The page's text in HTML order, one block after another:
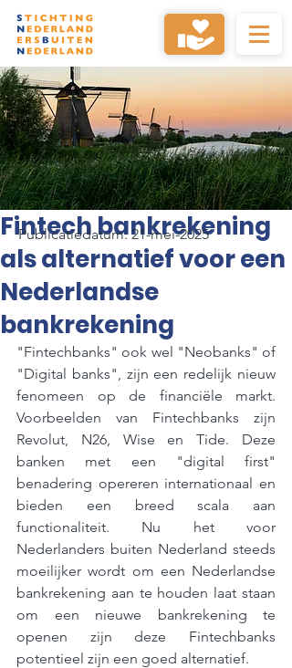
Fintech bankrekening
als alternatief voor een
Nederlandse
bankrekening
"Fintechbanks" ook wel "Neobanks" of
"Digital banks", zijn een redelijk nieuw
fenomeen op de financiële markt.
Voorbeelden van Fintechbanks zijn
Revolut, N26, Wise en Tide. Deze
banken met een "digital first"
benadering opereren internationaal en
bieden een breed scala aan
functionaliteit. Nu het voor
Nederlanders buiten Nederland steeds
moeilijker wordt om een Nederlandse
bankrekening aan te houden laat staan
om een nieuwe bankrekening te
openen zijn deze Fintechbanks
potentieel zijn een goed alternatief.
Publicatiedatum: 21-mei-2025